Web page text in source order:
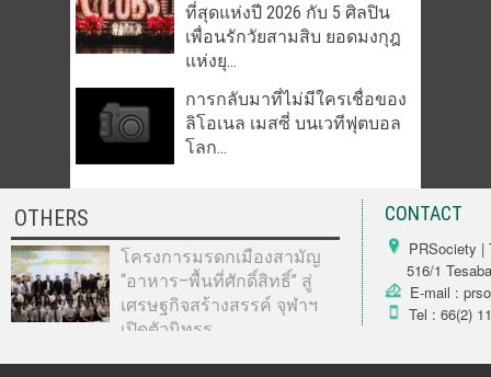
ที่สุดแห่งปี 2026 กับ 5 ศิลปิน
เพื่อนรักวัยสามสิบ ยอดมงกุฎ
แห่งยุ...
การกลับมาที่ไม่มีใครเชื่อของ
ลิโอเนล เมสซี่ บนเวทีฟุตบอล
โลก...
OTHERS
โครงการมรดกเมืองสามัญ
“อาหาร–พื้นที่ศักดิ์สิทธิ์” สู่
เศรษฐกิจสร้างสรรค์ จุฬาฯ
เปิดตัวนิทรร...
CONTACT
PRSociety |
516/1
E-mail :
Tel : 66(2)